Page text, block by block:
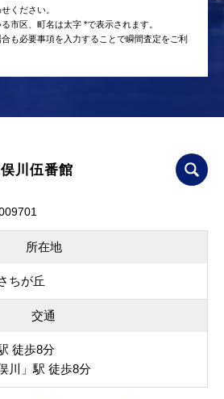
ください。
市区、町名は太字 *で表示されます。
も必要事項を入力することで瞬間査定をご利
川伍番館
所在地
ちが丘
交通
徒歩8分
川」駅 徒歩8分